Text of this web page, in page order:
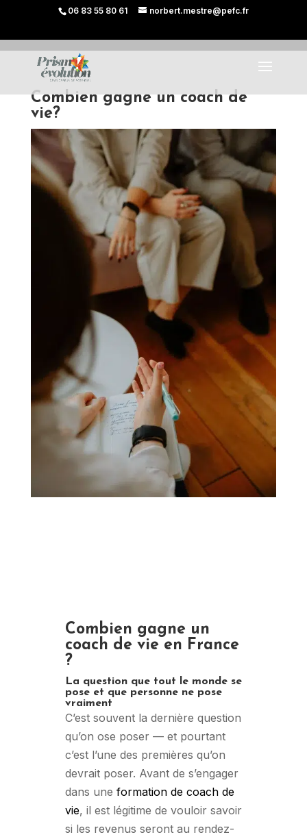
06 83 55 80 61 norbert.mestre@pefc.fr
Combien gagne un coach de
vie?
Combien gagne un
coach de vie en France
?
La question que tout le monde se
pose et que personne ne pose
vraiment
C’est souvent la dernière question
qu’on ose poser — et pourtant
c’est l’une des premières qu’on
devrait poser. Avant de s’engager
dans une formation de coach de
vie, il est légitime de vouloir savoir
si les revenus seront au rendez-